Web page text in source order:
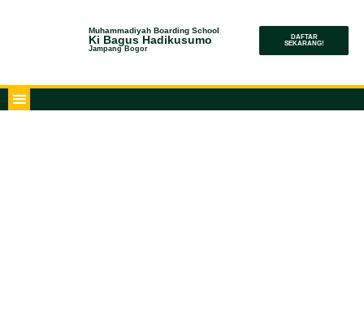
Muhammadiyah Boarding School
Ki Bagus Hadikusumo
Jampang Bogor
DAFTAR
SEKARANG!